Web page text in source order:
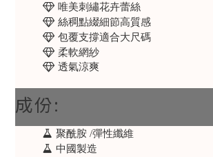
唯美刺繡花卉蕾絲
絲稠點綴細節高質感
包覆支撐適合大尺碼
柔軟網紗
透氣涼爽
成份:
聚酰胺 /彈性纖維
中國製造